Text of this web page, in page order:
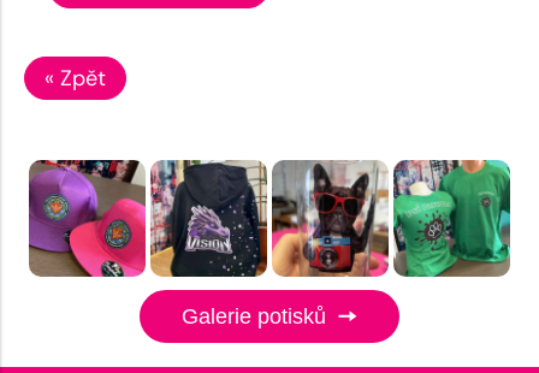
« Zpět
Galerie potisků